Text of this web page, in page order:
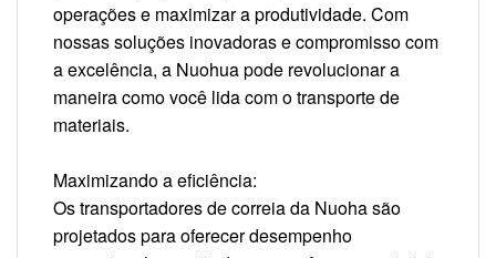
operações e maximizar a produtividade. Com
nossas soluções inovadoras e compromisso com
a excelência, a Nuohua pode revolucionar a
maneira como você lida com o transporte de
materiais.
Maximizando a eficiência:
Os transportadores de correia da Nuoha são
projetados para oferecer desempenho